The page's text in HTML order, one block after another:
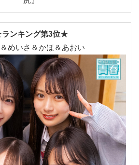
ンキング第3位★
めいさ＆かほ＆あおい